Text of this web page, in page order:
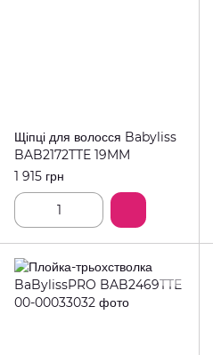
Щіпці для волосся Babyliss
BAB2172TTE 19MM
1 915 грн